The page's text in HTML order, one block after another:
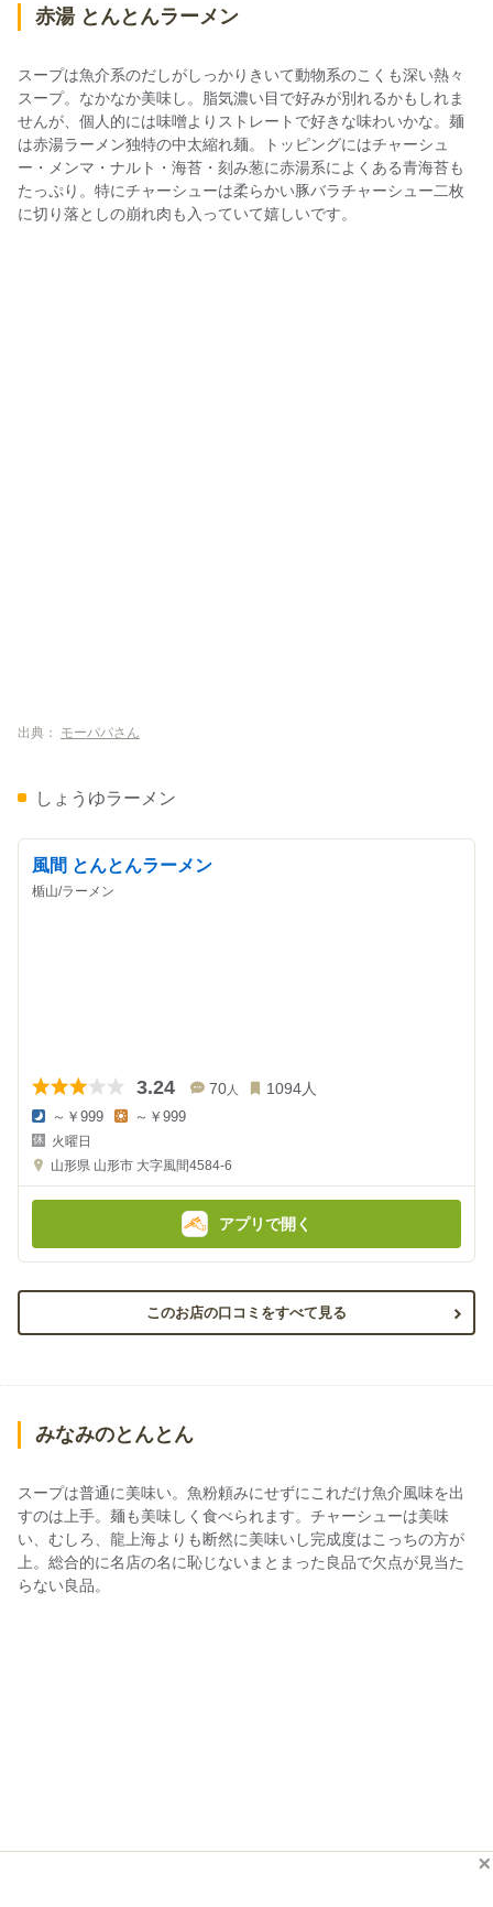
赤湯 とんとんラーメン
スープは魚介系のだしがしっかりきいて動物系のこくも深い熱々
スープ。なかなか美味し。脂気濃い目で好みが別れるかもしれま
せんが、個人的には味噌よりストレートで好きな味わいかな。麺
は赤湯ラーメン独特の中太縮れ麺。トッピングにはチャーシュ
ー・メンマ・ナルト・海苔・刻み葱に赤湯系によくある青海苔も
たっぷり。特にチャーシューは柔らかい豚バラチャーシュー二枚
に切り落としの崩れ肉も入っていて嬉しいです。
出典： モーパパさん
しょうゆラーメン
風間 とんとんラーメン
楯山/ラーメン
3.24 70人 1094人
夜
の
金
～￥999
金
額
～￥999
火曜日
山形県 山形市 大字風間4584-6
アプリで開く
このお店の口コミをすべて見る
みなみのとんとん
スープは普通に美味い。魚粉頼みにせずにこれだけ魚介風味を出
すのは上手。麺も美味しく食べられます。チャーシューは美味
い、むしろ、龍上海よりも断然に美味いし完成度はこっちの方が
上。総合的に名店の名に恥じないまとまった良品で欠点が見当た
らない良品。